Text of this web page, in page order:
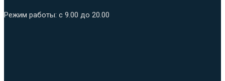
Режим работы: с 9.00 до 20.00